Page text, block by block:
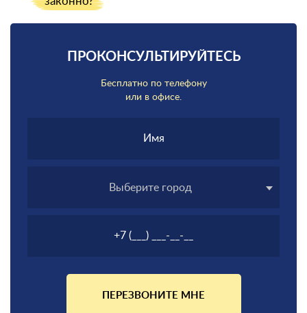
ПРОКОНСУЛЬТИРУЙТЕСЬ
Бесплатно по телефону
или в офисе.
Выберите город
ПЕРЕЗВОНИТЕ МНЕ